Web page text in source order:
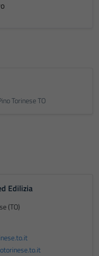
Torinese TO
Edilizia
(TO)
Questi cookie
disabilitati.
non raccolgono
personali.